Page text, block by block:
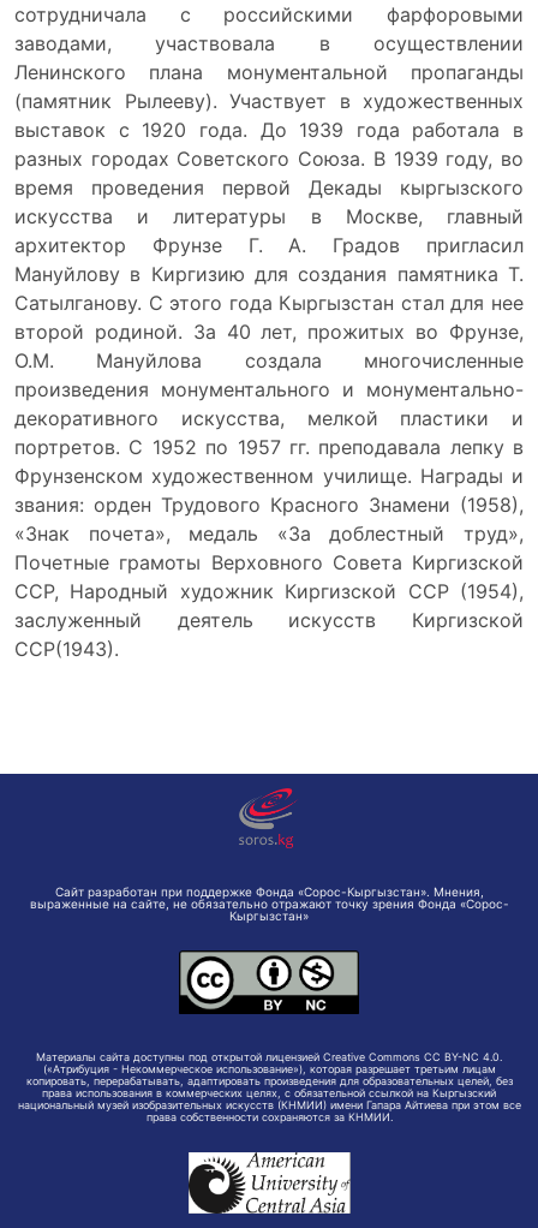
сотрудничала с российскими фарфоровыми
заводами, участвовала в осуществлении
Ленинского плана монументальной пропаганды
(памятник Рылееву). Участвует в художественных
выставок с 1920 года. До 1939 года работала в
разных городах Советского Союза. В 1939 году, во
время проведения первой Декады кыргызского
искусства и литературы в Москве, главный
архитектор Фрунзе Г. А. Градов пригласил
Мануйлову в Киргизию для создания памятника Т.
Сатылганову. С этого года Кыргызстан стал для нее
второй родиной. За 40 лет, прожитых во Фрунзе,
О.М. Мануйлова создала многочисленные
произведения монументального и монументально-
декоративного искусства, мелкой пластики и
портретов. С 1952 по 1957 гг. преподавала лепку в
Фрунзенском художественном училище. Награды и
звания: орден Трудового Красного Знамени (1958),
«Знак почета», медаль «За доблестный труд»,
Почетные грамоты Верховного Совета Киргизской
ССР, Народный художник Киргизской ССР (1954),
заслуженный деятель искусств Киргизской
ССР(1943).
Сайт разработан при поддержке Фонда «Сорос-Кыргызстан». Мнения,
выраженные на сайте, не обязательно отражают точку зрения Фонда «Сорос-
Кыргызстан»
Материалы сайта доступны под открытой лицензией Creative Commons CC BY-NC 4.0.
(«Атрибуция - Некоммерческое использование»), которая разрешает третьим лицам
копировать, перерабатывать, адаптировать произведения для образовательных целей, без
права использования в коммерческих целях, с обязательной ссылкой на Кыргызский
национальный музей изобразительных искусств (КНМИИ) имени Гапара Айтиева при этом все
права собственности сохраняются за КНМИИ.